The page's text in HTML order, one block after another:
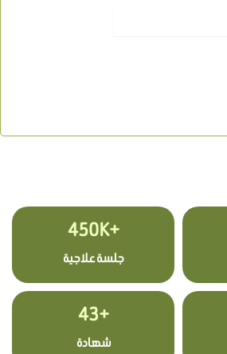
+450K
جلسة علاجية
+43
شهادة